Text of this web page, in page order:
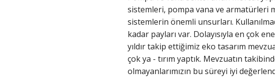
sistemleri, pompa vana ve armatürleri
sistemlerin önemli unsurları.
kadar payları var. Dolayısıyla en çok
yıldır takip ettiğimiz eko tasarım
çok ya - tırım yaptık. Mevzuatın
olmayanlarımızın bu süreyi iyi